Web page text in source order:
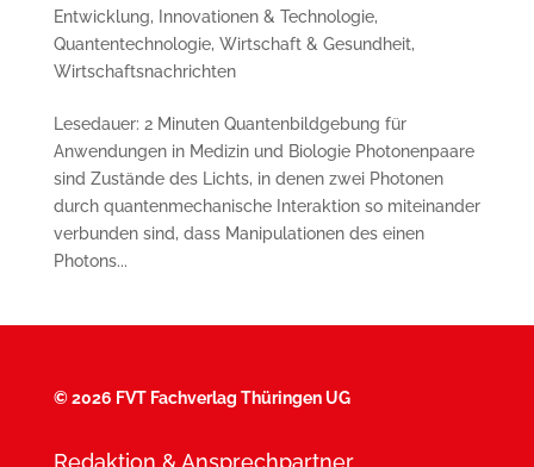
Entwicklung, Innovationen & Technologie,
Quantentechnologie, Wirtschaft & Gesundheit,
Wirtschaftsnachrichten
Lesedauer: 2 Minuten Quantenbildgebung für
Anwendungen in Me­di­zin und Biologie Photonenpaare
sind Zustände des Lichts, in denen zwei Pho­to­nen
durch quantenmechanische Inter­aktion so miteinander
verbunden sind, dass Manipulationen des ei­nen
Photons...
©2026 FVT Fachverlag Thüringen UG
Redaktion & Ansprechpartner